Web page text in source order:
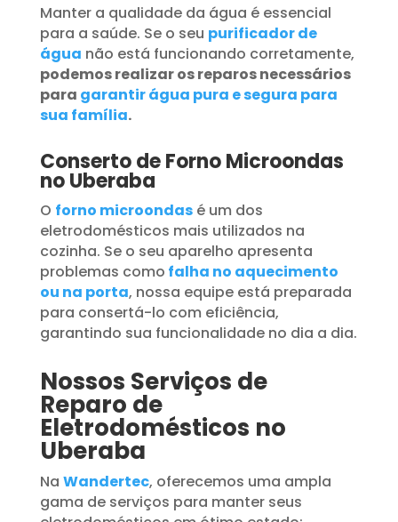
Manter a qualidade da água é essencial
para a saúde. Se o seu purificador de
água não está funcionando corretamente,
podemos realizar os reparos necessários
para garantir água pura e segura para
sua família.
Conserto de Forno Microondas
no Uberaba
O forno microondasé um dos
eletrodomésticos mais utilizados na
cozinha. Se o seu aparelho apresenta
problemas como falha no aquecimento
ou na porta, nossa equipe está preparada
para consertá-lo com eficiência,
garantindo sua funcionalidade no dia a dia.
Nossos Serviços de
Reparo de
Eletrodomésticos no
Uberaba
Na Wandertec, oferecemos uma ampla
gama de serviços para manter seus